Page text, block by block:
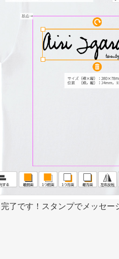
了です！スタンプでメッセー